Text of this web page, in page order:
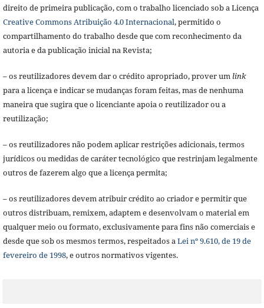
direito de primeira publicação, com o trabalho licenciado sob a Licença
Creative Commons Atribuição 4.0 Internacional, permitido o
compartilhamento do trabalho desde que com reconhecimento da
autoria e da publicação inicial na Revista;
– os reutilizadores devem dar o crédito apropriado, prover um link
para a licença e indicar se mudanças foram feitas, mas de nenhuma
maneira que sugira que o licenciante apoia o reutilizador ou a
reutilização;
– os reutilizadores não podem aplicar restrições adicionais, termos
jurídicos ou medidas de caráter tecnológico que restrinjam legalmente
outros de fazerem algo que a licença permita;
– os reutilizadores devem atribuir crédito ao criador e permitir que
outros distribuam, remixem, adaptem e desenvolvam o material em
qualquer meio ou formato, exclusivamente para fins não comerciais e
desde que sob os mesmos termos, respeitados aLei nº 9.610, de 19 de
fevereiro de 1998, e outros normativos vigentes.